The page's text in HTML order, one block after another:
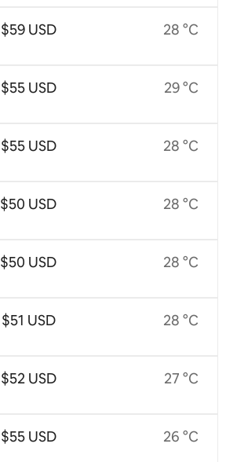
$59 USD
$55 USD
$55 USD
$50 USD
$50 USD
$51 USD
$52 USD
$55 USD
28 °C
29 °C
28 °C
28 °C
28 °C
28 °C
27 °C
26 °C